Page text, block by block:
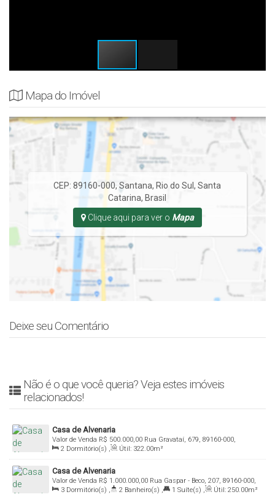
Mapa do Imóvel
CEP: 89160-000,Santana, Rio do Sul,Santa
Catarina, Brasil
Clique aqui para ver o Mapa
Deixe seu Comentário
Não é o que você queria? Veja estes imóveis
relacionados!
Casa de Alvenaria
R$ 500.000,00
Valor de Venda
Rua Gravataí, 679, 89160-000,
Santana, Rio do Sul, Santa Catarina, Brasil
2 Dormitório(s) , Útil: 322.00m²
Casa de Alvenaria
R$ 1.000.000,00
Valor de Venda
Rua Gaspar - Beco, 207, 89160-000,
Santana, Rio do Sul, Santa Catarina, Brasil
3 Dormitório(s) , 2 Banheiro(s) , 1 Suíte(s) , Útil: 250.00m²